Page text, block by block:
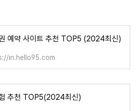
예약 사이트 추천 TOP5 (2024최신)
in.hello95.com
추천 TOP5(2024최신)